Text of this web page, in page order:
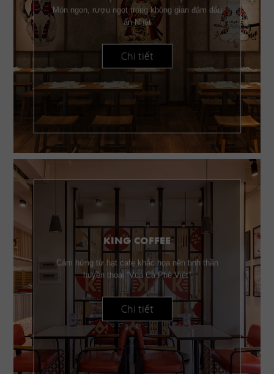
Món ngon, rượu ngọt trong không gian đậm dấu
ấn Nhật
Chi tiết
KING COFFEE
Cảm hứng từ hạt cafe khắc họa nên tinh thần
huyền thoại “Vua Cà Phê Việt”
Chi tiết